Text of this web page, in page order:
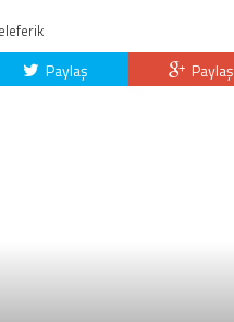
Paylaş Paylaş